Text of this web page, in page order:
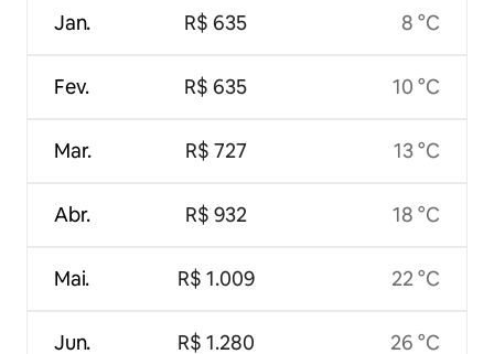
Jan.
Fev.
Mar.
Abr.
Mai.
Jun.
R$ 635
R$ 635
R$ 727
R$ 932
R$ 1.009
R$ 1.280
8 °C
10 °C
13 °C
18 °C
22 °C
26 °C